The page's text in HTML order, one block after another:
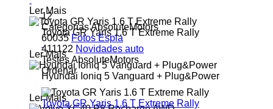
Ler Mais
Toyota GR Yaris 1.6 T Extreme Rally
Ler Mais
Hyundai Ioniq 5 Vanguard + Plug&Power
Ler Mais
12
Categorias AbsoluteMotors
60035 Fotos Espia
411122 Novidades auto
Testes AbsoluteMotors
Ordenar
Toyota GR Yaris 1.6 T Extreme Rally